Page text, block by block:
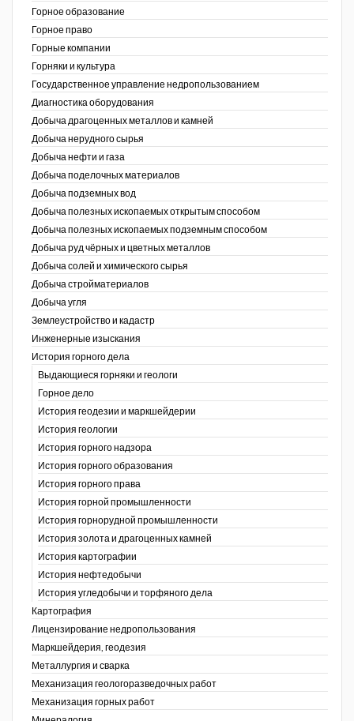
Горное образование
Горное право
Горные компании
Горняки и культура
Государственное управление недропользованием
Диагностика оборудования
Добыча драгоценных металлов и камней
Добыча нерудного сырья
Добыча нефти и газа
Добыча поделочных материалов
Добыча подземных вод
Добыча полезных ископаемых открытым способом
Добыча полезных ископаемых подземным способом
Добыча руд чёрных и цветных металлов
Добыча солей и химического сырья
Добыча стройматериалов
Добыча угля
Землеустройство и кадастр
Инженерные изыскания
История горного дела
Выдающиеся горняки и геологи
Горное дело
История геодезии и маркшейдерии
История геологии
История горного надзора
История горного образования
История горного права
История горной промышленности
История горнорудной промышленности
История золота и драгоценных камней
История картографии
История нефтедобычи
История угледобычи и торфяного дела
Картография
Лицензирование недропользования
Маркшейдерия, геодезия
Металлургия и сварка
Механизация геологоразведочных работ
Механизация горных работ
Химагрегаты
распределение
PWC